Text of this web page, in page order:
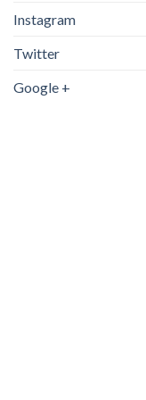
Instagram
Twitter
Google +